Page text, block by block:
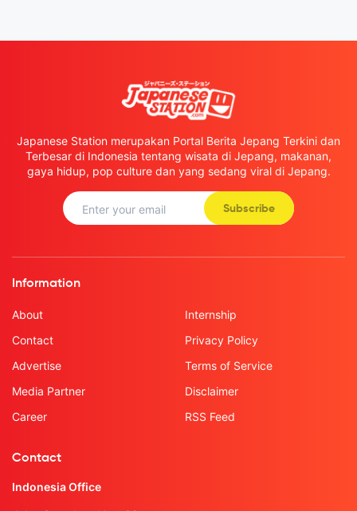
Japanese Station merupakan Portal Berita Jepang Terkini dan
Terbesar di Indonesia tentang wisata di Jepang, makanan,
gaya hidup, pop culture dan yang sedang viral di Jepang.
Subscribe
Information
About
Contact
Advertise
Media Partner
Career
Internship
Privacy Policy
Terms of Service
Disclaimer
RSS Feed
Contact
Indonesia Office